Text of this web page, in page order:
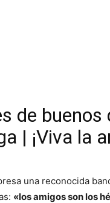
de buenos
| ¡Viva la
una reconocida
«los amigos son los